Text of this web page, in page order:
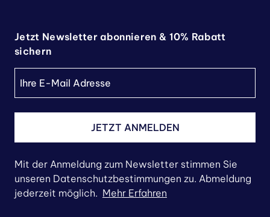
Jetzt Newsletter abonnieren & 10% Rabatt
sichern
JETZT ANMELDEN
Mit der Anmeldung zum Newsletter stimmen Sie
unseren Datenschutzbestimmungen zu. Abmeldung
jederzeit möglich. Mehr Erfahren